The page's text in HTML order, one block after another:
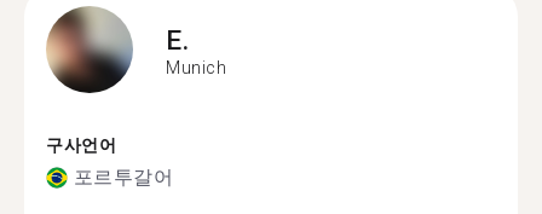
E.
Munich
구사언어
포르투갈어